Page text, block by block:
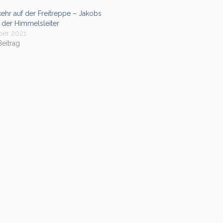
auf der Freitreppe – Jakobs
der Himmelsleiter
2021